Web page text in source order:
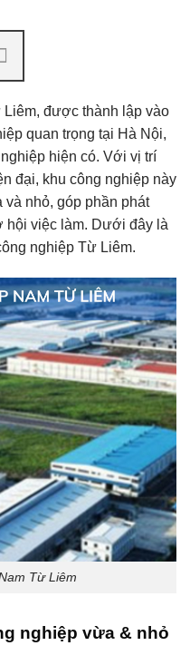
được thành lập vào
quan trọng tại Hà Nội,
hiện có. Với vị trí
đại, khu công nghiệp này
nhỏ, góp phần phát
hội việc làm. Dưới đây là
nghiệp Từ Liêm.
Từ Liêm
nghiệp vừa & nhỏ